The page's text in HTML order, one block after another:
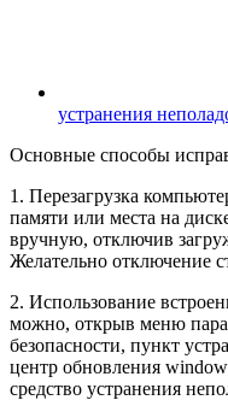
устранения
Основные способы
1. Перезагрузка
памяти или места на
вручную, отключив
Желательно отключение
2. Использование
можно, открыв меню
безопасности, пункт
центр обновления
средство устранения